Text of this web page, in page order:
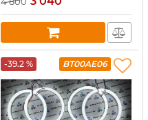
-39.2 % BT00AE06